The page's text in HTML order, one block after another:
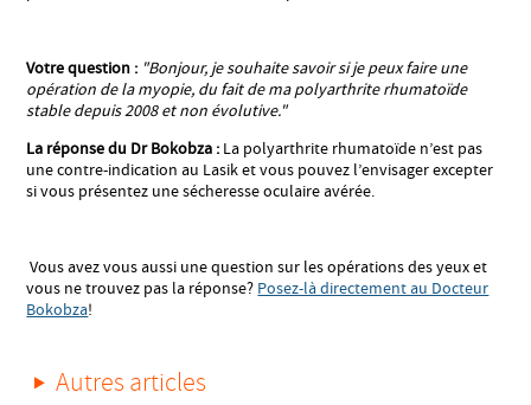
Votre question : "Bonjour, je souhaite savoir si je peux faire une
opération de la myopie, du fait de ma polyarthrite rhumatoïde
stable depuis 2008 et non évolutive."
La réponse du Dr Bokobza : La polyarthrite rhumatoïde n’est pas
une contre-indication au Lasik et vous pouvez l’envisager excepter
si vous présentez une sécheresse oculaire avérée.
Vous avez vous aussi une question sur les opérations des yeux et
vous ne trouvez pas la réponse? Posez-là directement au Docteur
Bokobza!
Autres articles